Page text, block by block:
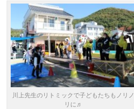
川上先生のリトミックで子どもたちもノリノ
リに♬